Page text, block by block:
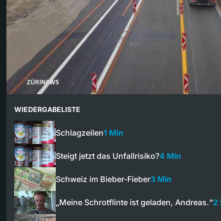
WIEDERGABELISTE
Schlagzeilen1 Min
Steigt jetzt das Unfallrisiko?4 Min
Schweiz im Bieber-Fieber3 Min
„Meine Schrotflinte ist geladen, Andreas.“2